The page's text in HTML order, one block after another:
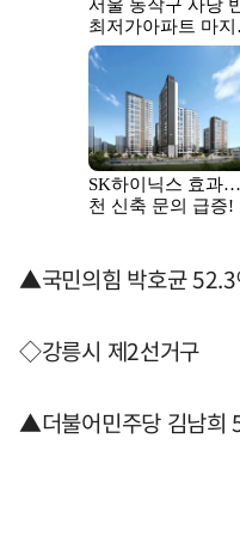
▲국민의힘 박호균
◇강릉시 제2선거구
▲더불어민주당 김남